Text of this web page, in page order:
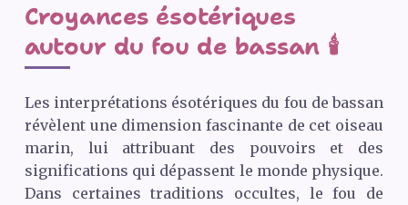
Croyances ésotériques
autour du fou de bassan 🕯️
Les interprétations ésotériques du fou de bassan
révèlent une dimension fascinante de cet oiseau
marin, lui attribuant des pouvoirs et des
significations qui dépassent le monde physique.
Dans certaines traditions occultes, le fou de